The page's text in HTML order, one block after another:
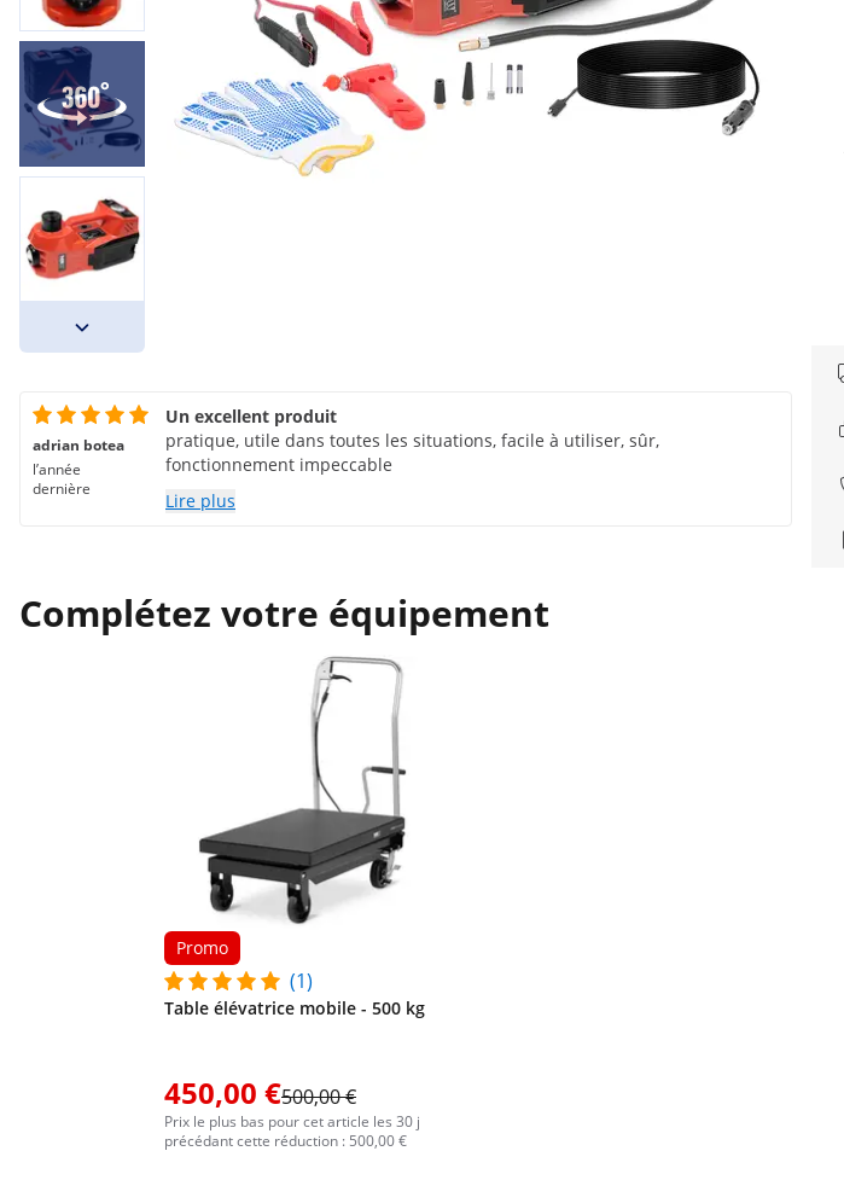
adrian botea
l’année
dernière
Un excellent produit
pratique, utile dans toutes les situations, facile à utiliser, sûr,
fonctionnement impeccable
Lire plus
Complétez votre équipement
Promo
(1)
Table élévatrice mobile - 500 kg
450,00 €500,00 €
Prix le plus bas pour cet article les 30 j
précédant cette réduction : 500,00 €